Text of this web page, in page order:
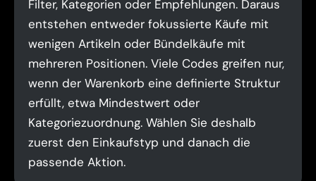
Filter, Kategorien oder Empfehlungen. Daraus
entstehen entweder fokussierte Käufe mit
wenigen Artikeln oder Bündelkäufe mit
mehreren Positionen. Viele Codes greifen nur,
wenn der Warenkorb eine definierte Struktur
erfüllt, etwa Mindestwert oder
Kategoriezuordnung. Wählen Sie deshalb
zuerst den Einkaufstyp und danach die
passende Aktion.